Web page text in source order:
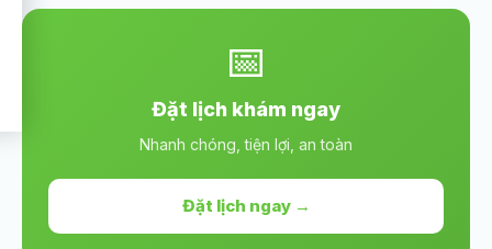
📅
Đặt lịch khám ngay
Nhanh chóng, tiện lợi, an toàn
Đặt lịch ngay →